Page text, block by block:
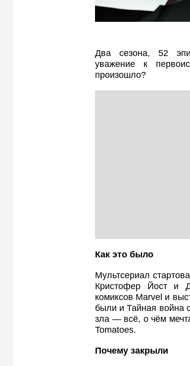
Два сезона, 52
уважение к
произошло?
Как это было
Мультсериал
Кристофер Йост и
комиксов Marvel и
были и Тайная война
зла — всё, о чём
Tomatoes.
Почему закрыли